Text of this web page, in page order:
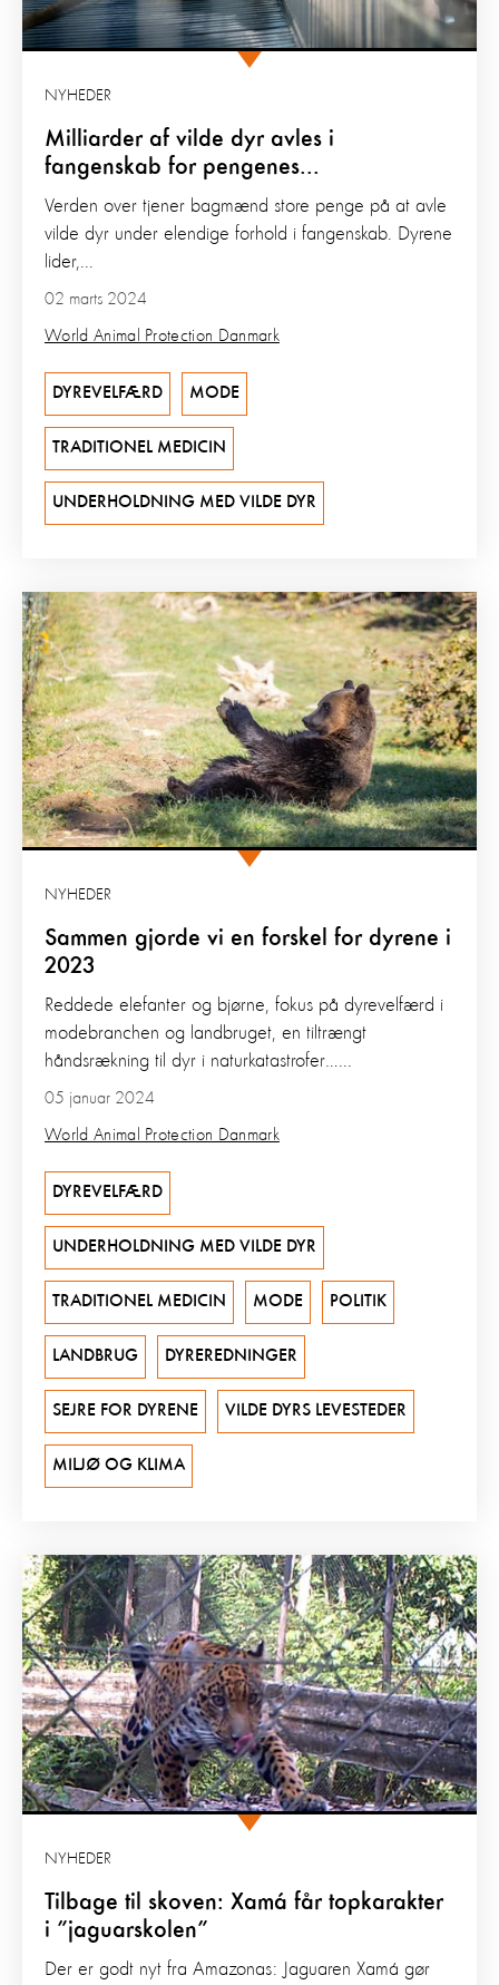
Milliarder af vilde dyr avles i
fangenskab for pengenes...
NYHEDER
02 marts 2024
World Animal Protection Danmark
Verden over tjener bagmænd store penge på at avle
vilde dyr under elendige forhold i fangenskab. Dyrene
lider,...
DYREVELFÆRD MODE
TRADITIONEL MEDICIN
UNDERHOLDNING MED VILDE DYR
Sammen gjorde vi en forskel for dyrene i
2023
NYHEDER
05 januar 2024
World Animal Protection Danmark
Reddede elefanter og bjørne, fokus på dyrevelfærd i
modebranchen og landbruget, en tiltrængt
håndsrækning til dyr i naturkatastrofer…...
DYREVELFÆRD
UNDERHOLDNING MED VILDE DYR
TRADITIONEL MEDICIN MODE POLITIK
LANDBRUG DYREREDNINGER
SEJRE FOR DYRENE VILDE DYRS LEVESTEDER
MILJØ OG KLIMA
Tilbage til skoven: Xamá får topkarakter
i ”jaguarskolen”
NYHEDER
Der er godt nyt fra Amazonas: Jaguaren Xamá gør